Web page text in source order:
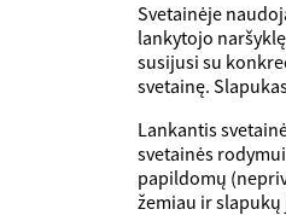
Svetainėje
lankytojo
susijusi su
svetainę.
Lankantis
svetainės
papildomų
žemiau ir